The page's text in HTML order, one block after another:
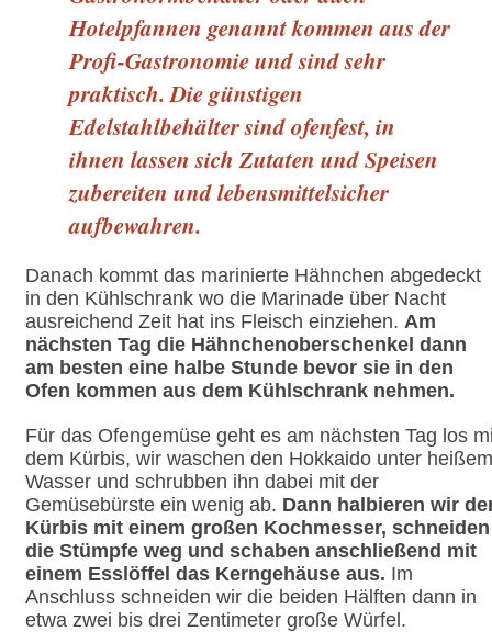
Hotelpfannen genannt kommen aus der
Profi-Gastronomie und sind sehr
praktisch. Die günstigen
Edelstahlbehälter sind ofenfest, in
ihnen lassen sich Zutaten und Speisen
zubereiten und lebensmittelsicher
aufbewahren.
Danach kommt das marinierte Hähnchen abgedeckt
in den Kühlschrank wo die Marinade über Nacht
ausreichend Zeit hat ins Fleisch einziehen. Am
nächsten Tag die Hähnchenoberschenkel dann
am besten eine halbe Stunde bevor sie in den
Ofen kommen aus dem Kühlschrank nehmen.
Für das Ofengemüse geht es am nächsten Tag los
dem Kürbis, wir waschen den Hokkaido unter heißem
Wasser und schrubben ihn dabei mit der
Gemüsebürste ein wenig ab. Dann halbieren wir
Kürbis mit einem großen Kochmesser, schneiden
die Stümpfe weg und schaben anschließend mit
einem Esslöffel das Kerngehäuse aus. Im
Anschluss schneiden wir die beiden Hälften dann in
etwa zwei bis drei Zentimeter große Würfel.